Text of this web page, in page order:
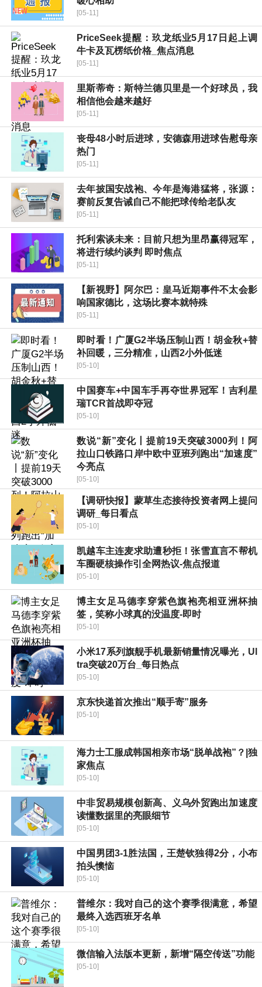
[05-11]
PriceSeek提醒：玖龙纸业5月17日起上调
牛卡及瓦楞纸价格_焦点消息
[05-11]
里斯蒂奇：斯特兰德贝里是一个好球员，我
相信他会越来越好
[05-11]
丧母48小时后进球，安德森用进球告慰母亲
热门
[05-11]
去年披国安战袍、今年是海港猛将，张源：
赛前反复告诫自己不能把球传给老队友
[05-11]
托利索谈未来：目前只想为里昂赢得冠军，
将进行续约谈判 即时焦点
[05-11]
【新视野】阿尔巴：皇马近期事件不太会影
响国家德比，这场比赛本就特殊
[05-11]
即时看！广厦G2半场压制山西！胡金秋+替
补回暖，三分精准，山西2小外低迷
[05-10]
中国赛车+中国车手再夺世界冠军！吉利星
瑞TCR首战即夺冠
[05-10]
数说“新”变化丨提前19天突破3000列！阿
拉山口铁路口岸中欧中亚班列跑出“加速度”
今亮点
[05-10]
【调研快报】蒙草生态接待投资者网上提问
调研_每日看点
[05-10]
凯越车主连麦求助遭秒拒！张雪直言不帮机
车圈硬核操作引全网热议-焦点报道
[05-10]
博主女足马德李穿紫色旗袍亮相亚洲杯抽
签，笑称小球真的没温度-即时
[05-10]
小米17系列旗舰手机最新销量情况曝光，Ul
tra突破20万台_每日热点
[05-10]
京东快递首次推出“顺手寄”服务
[05-10]
海力士工服成韩国相亲市场“脱单战袍”？|独
家焦点
[05-10]
中非贸易规模创新高、义乌外贸跑出加速度
读懂数据里的亮眼细节
[05-10]
中国男团3-1胜法国，王楚钦独得2分，小布
拍头懊恼
[05-10]
普维尔：我对自己的这个赛季很满意，希望
最终入选西班牙名单
[05-10]
微信输入法版本更新，新增“隔空传送”功能
[05-10]